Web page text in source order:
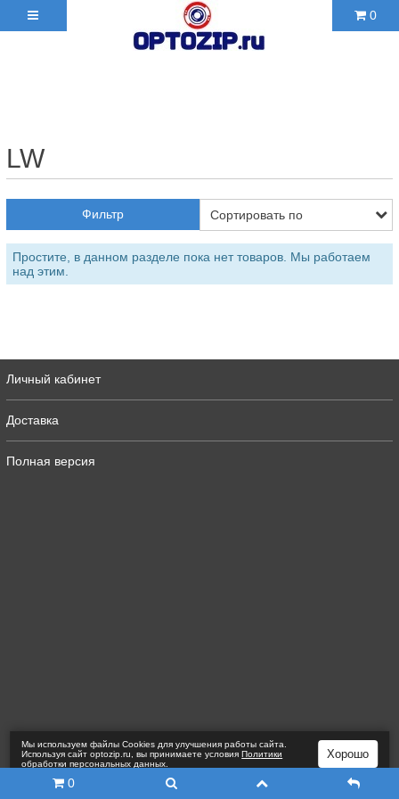
0
LW
Фильтр
Простите, в данном разделе пока нет товаров. Мы работаем
над этим.
Личный кабинет
Доставка
Полная версия
0
Мы используем файлы Сookies для улучшения работы сайта.
Используя сайт optozip.ru, вы принимаете условияПолитики
обработки персональных данных
Хорошо